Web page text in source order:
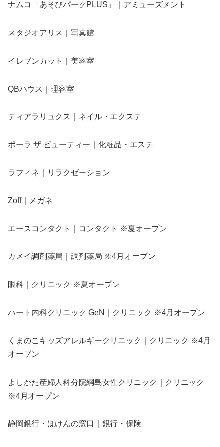
ナムコ「あそびパークPLUS」｜アミューズメント
スタジオアリス｜写真館
イレブンカット｜美容室
QBハウス｜理容室
ティアラリュクス｜ネイル・エクステ
ポーラ ザ ビューティー｜化粧品・エステ
ラフィネ｜リラクゼーション
Zoff｜メガネ
エースコンタクト｜コンタクト ※夏オープン
カメイ調剤薬局｜調剤薬局 ※4月オープン
眼科｜クリニック ※夏オープン
ハート内科クリニック GeN｜クリニック ※4月オープン
くまのこキッズアレルギークリニック｜クリニック ※4月
オープン
よしかた産婦人科分院綱島女性クリニック｜クリニック
※4月オープン
静岡銀行・ほけんの窓口｜銀行・保険